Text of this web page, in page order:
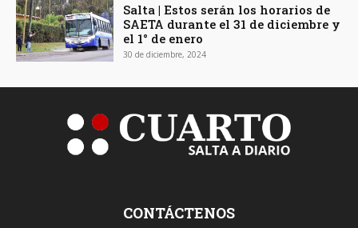
Salta | Estos serán los horarios de
SAETA durante el 31 de diciembre y
el 1° de enero
30 de diciembre, 2024
CONTÁCTENOS